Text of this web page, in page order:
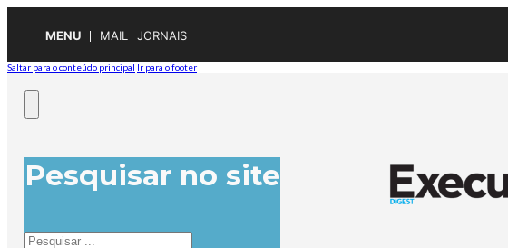
MENU MAIL JORNAIS
Saltar para o conteúdo principal Ir para o footer
Pesquisar no site
Pesquisar